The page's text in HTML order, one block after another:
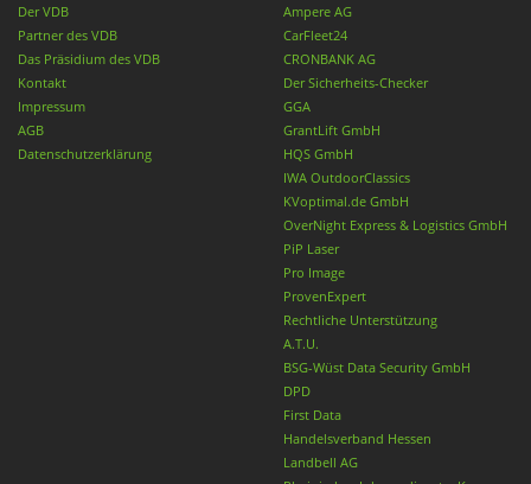
Der VDB
Partner des VDB
Das Präsidium des VDB
Kontakt
Impressum
AGB
Datenschutzerklärung
Ampere AG
CarFleet24
CRONBANK AG
Der Sicherheits-Checker
GGA
GrantLift GmbH
HQS GmbH
IWA OutdoorClassics
KVoptimal.de GmbH
OverNight Express & Logistics GmbH
PiP Laser
Pro Image
ProvenExpert
Rechtliche Unterstützung
A.T.U.
BSG-Wüst Data Security GmbH
DPD
First Data
Handelsverband Hessen
Landbell AG